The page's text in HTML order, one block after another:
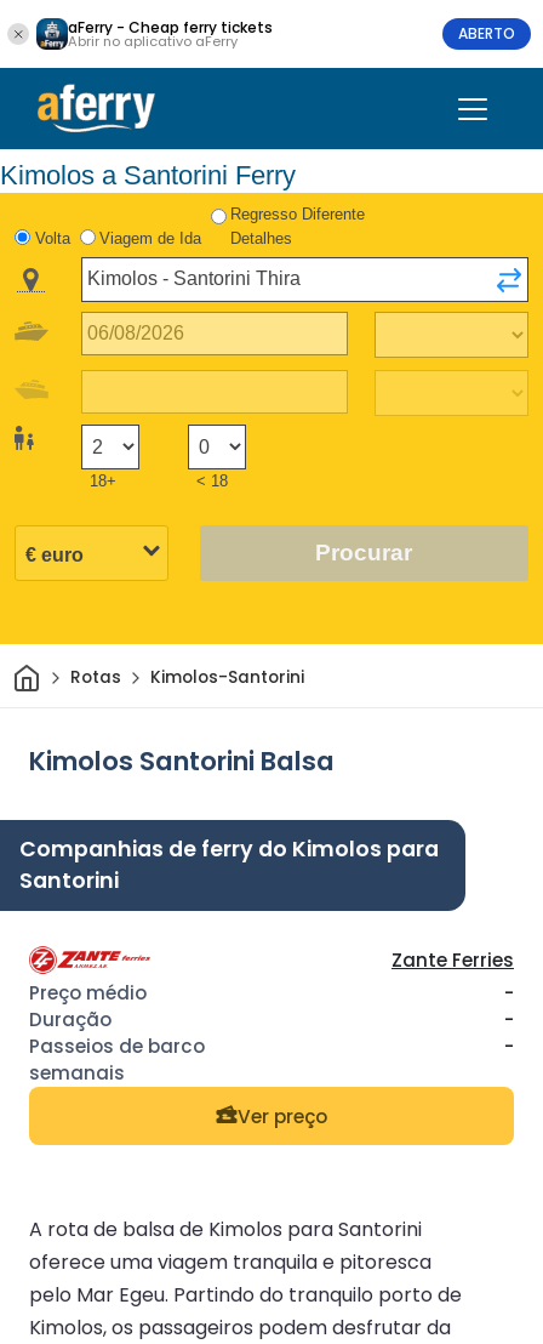
aFerry - Cheap ferry tickets
Abrir no aplicativo aFerry ABERTO
Kimolos a Santorini Ferry
Volta Viagem de Ida
Regresso Diferente
Detalhes
18+ < 18
Procurar
CasaRotas Kimolos-Santorini
Kimolos Santorini Balsa
Companhias de ferry do Kimolos para
Santorini
Zante Ferries
-
-
-
Ver preço
A rota de balsa de Kimolos para Santorini
oferece uma viagem tranquila e pitoresca
pelo Mar Egeu. Partindo do tranquilo porto de
Kimolos, os passageiros podem desfrutar da